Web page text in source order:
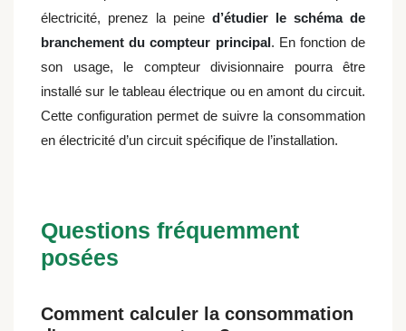
électricité, prenez la peine d’étudier le schéma de
branchement du compteur principal. En fonction de
son usage, le compteur divisionnaire pourra être
installé sur le tableau électrique ou en amont du circuit.
Cette configuration permet de suivre la consommation
en électricité d’un circuit spécifique de l’installation.
Questions fréquemment
posées
Comment calculer la consommation